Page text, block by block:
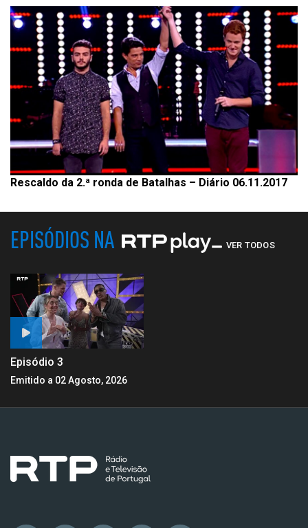
Rescaldo da 2.ª ronda de Batalhas – Diário 06.11.2017
EPISÓDIOS NA VER TODOS
Episódio 3
Emitido a 02 Agosto, 2026